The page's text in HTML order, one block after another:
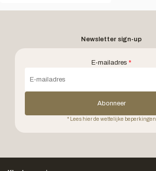
Newsletter sign-up
E-mailadres *
Abonneer
* Lees hier de wettelijke beperkingen